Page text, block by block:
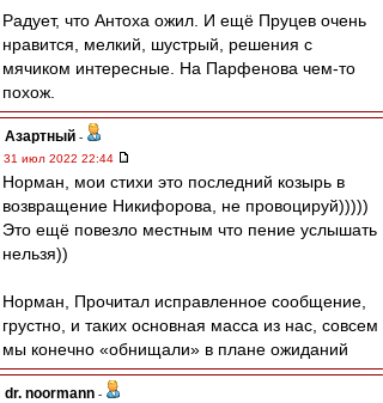
Радует, что Антоха ожил. И ещё Пруцев очень
нравится, мелкий, шустрый, решения с
мячиком интересные. На Парфенова чем-то
похож.
Азартный -
31 июл 2022 22:44
Норман, мои стихи это последний козырь в
возвращение Никифорова, не провоцируй)))))
Это ещё повезло местным что пение услышать
нельзя))
Норман, Прочитал исправленное сообщение,
грустно, и таких основная масса из нас, совсем
мы конечно «обнищали» в плане ожиданий
dr. noormann -